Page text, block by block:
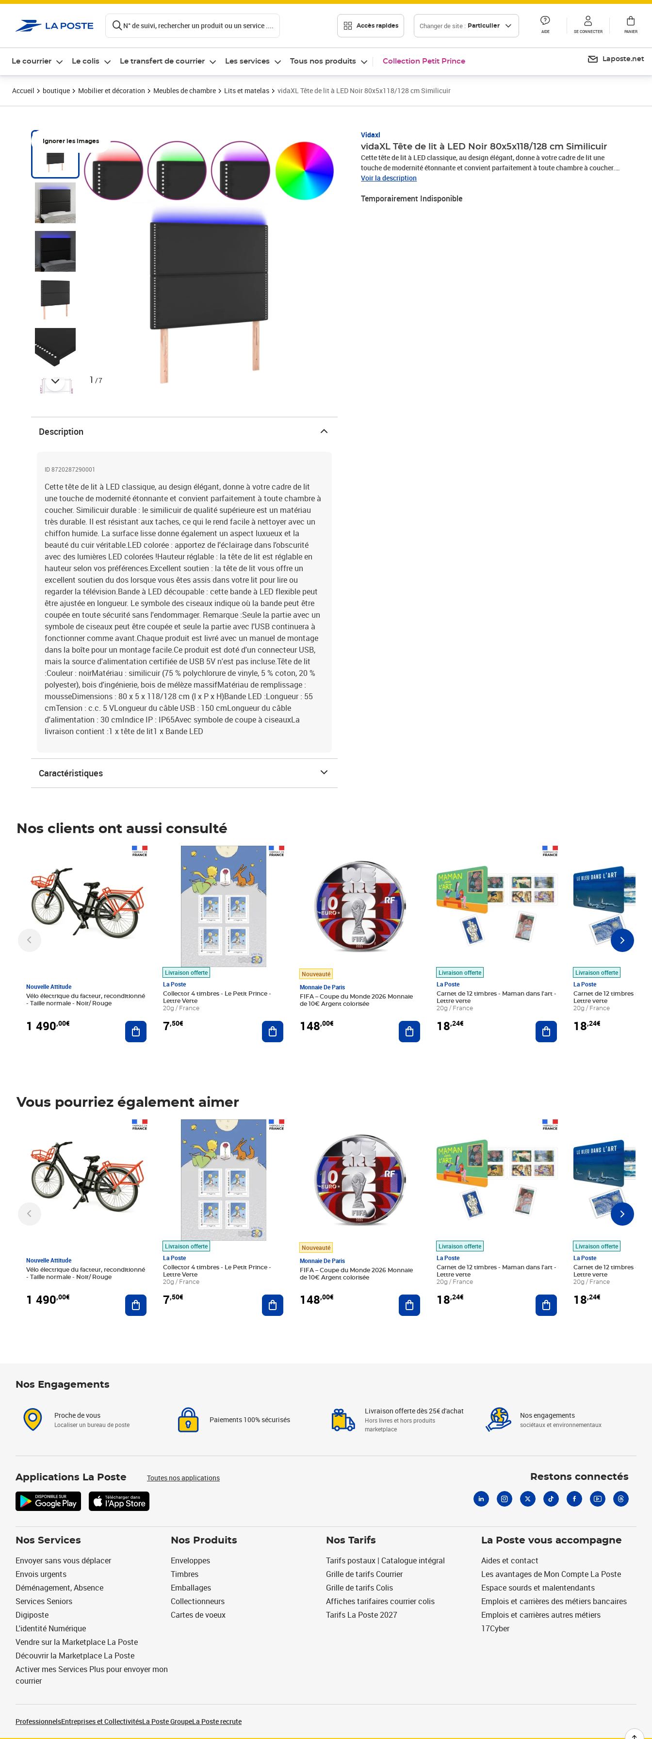
N° de suivi, rechercher un produit ou un service .... Accès rapides Changer de site : Particulier
AIDE SE CONNECTER PANIER
Le courrier Le colis Le transfert de courrier Les services Tous nos produits Collection Petit Prince Laposte.net
Accueil boutique Mobilier et décoration Meubles de chambre Lits et matelas vidaXL Tête de lit à LED Noir 80x5x118/128 cm Similicuir
Ignorer les images
1 /7
Vidaxl
vidaXL Tête de lit à LED Noir 80x5x118/128 cm Similicuir
Cette tête de lit à LED classique, au design élégant, donne à votre cadre de lit une
touche de modernité étonnante et convient parfaitement à toute chambre à coucher.
Similicuir durable : le similicuir de qualité supérieure est un matériau très durable. Il
surface lisse donne également un aspect luxueux et la beauté du cuir véritable.LED
Voir la description
Temporairement Indisponible
Description
ID 8720287290001
Cette tête de lit à LED classique, au design élégant, donne à votre cadre de lit
une touche de modernité étonnante et convient parfaitement à toute chambre à
coucher. Similicuir durable : le similicuir de qualité supérieure est un matériau
très durable. Il est résistant aux taches, ce qui le rend facile à nettoyer avec un
chiffon humide. La surface lisse donne également un aspect luxueux et la
beauté du cuir véritable.LED colorée : apportez de l'éclairage dans l'obscurité
avec des lumières LED colorées !Hauteur réglable : la tête de lit est réglable en
hauteur selon vos préférences.Excellent soutien : la tête de lit vous offre un
excellent soutien du dos lorsque vous êtes assis dans votre lit pour lire ou
regarder la télévision.Bande à LED découpable : cette bande à LED flexible peut
être ajustée en longueur. Le symbole des ciseaux indique où la bande peut être
coupée en toute sécurité sans l'endommager. Remarque :Seule la partie avec un
symbole de ciseaux peut être coupée et seule la partie avec l'USB continuera à
fonctionner comme avant.Chaque produit est livré avec un manuel de montage
dans la boîte pour un montage facile.Ce produit est doté d'un connecteur USB,
mais la source d'alimentation certifiée de USB 5V n'est pas incluse.Tête de lit
:Couleur : noirMatériau : similicuir (75 % polychlorure de vinyle, 5 % coton, 20 %
polyester), bois d'ingénierie, bois de mélèze massifMatériau de remplissage :
mousseDimensions : 80 x 5 x 118/128 cm (l x P x H)Bande LED :Longueur : 55
cmTension : c.c. 5 VLongueur du câble USB : 150 cmLongueur du câble
d'alimentation : 30 cmIndice IP : IP65Avec symbole de coupe à ciseauxLa
livraison contient :1 x tête de lit1 x Bande LED
Caractéristiques
Nos clients ont aussi consulté
Nouvelle Attitude
Vélo électrique du facteur, reconditionné
- Taille normale - Noir/ Rouge
1 490,00€ Ajouter au panier
Livraison offerte
La Poste
Collector 4 timbres - Le Petit Prince -
Lettre Verte
20g / France
7,50€
Prix 7,50€
Ajouter au panier
Nouveauté
Monnaie De Paris
FIFA – Coupe du Monde 2026 Monnaie
de 10€ Argent colorisée
148,00€ Ajouter au panier
Livraison offerte
La Poste
Carnet de 12 timbres - Maman dans l'art -
Lettre verte
20g / France
18,24€ Ajouter au panier
Livraison offerte
La Poste
Carnet de 12 timbres - Le
Lettre verte
20g / France
18,24€
Vous pourriez également aimer
Nouvelle Attitude
Vélo électrique du facteur, reconditionné
- Taille normale - Noir/ Rouge
1 490,00€ Ajouter au panier
Livraison offerte
La Poste
Collector 4 timbres - Le Petit Prince -
Lettre Verte
20g / France
7,50€
Prix 7,50€
Ajouter au panier
Nouveauté
Monnaie De Paris
FIFA – Coupe du Monde 2026 Monnaie
de 10€ Argent colorisée
148,00€ Ajouter au panier
Livraison offerte
La Poste
Carnet de 12 timbres - Maman dans l'art -
Lettre verte
20g / France
18,24€ Ajouter au panier
Livraison offerte
La Poste
Carnet de 12 timbres - Le
Lettre verte
20g / France
18,24€
Nos Engagements
Proche de vous
Localiser un bureau de poste
Paiements 100% sécurisés
Livraison offerte dès 25€ d'achat
Hors livres et hors produits
marketplace
Nos engagements
sociétaux et environnementaux
Applications La Poste Toutes nos applications Restons connectés
Nos Services
Envoyer sans vous déplacer
Envois urgents
Déménagement, Absence
Services Seniors
Digiposte
L'identité Numérique
Vendre sur la Marketplace La Poste
Découvrir la Marketplace La Poste
Activer mes Services Plus pour envoyer mon
courrier
Nos Produits
Enveloppes
Timbres
Emballages
Collectionneurs
Cartes de voeux
Nos Tarifs
Tarifs postaux | Catalogue intégral
Grille de tarifs Courrier
Grille de tarifs Colis
Affiches tarifaires courrier colis
Tarifs La Poste 2027
La Poste vous accompagne
Aides et contact
Les avantages de Mon Compte La Poste
Espace sourds et malentendants
Emplois et carrières des métiers bancaires
Emplois et carrières autres métiers
17Cyber
ProfessionnelsEntreprises et CollectivitésLa Poste GroupeLa Poste recrute